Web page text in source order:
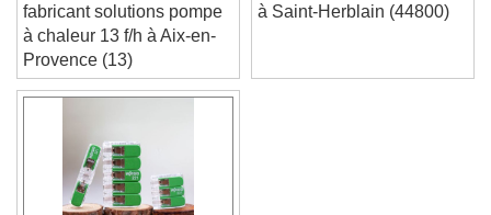
Text Edge Style
Reset
Done
fabricant solutions pompe
à chaleur 13 f/h à Aix-en-
Provence (13)